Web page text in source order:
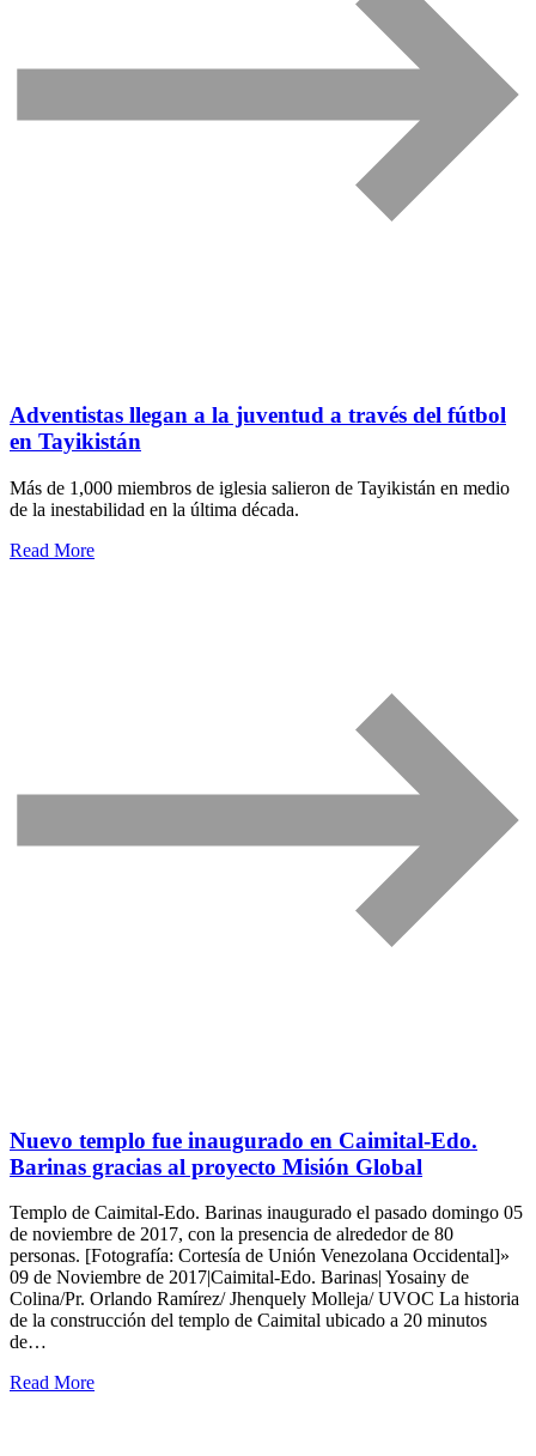
Adventistas llegan a la juventud a través del fútbol
en Tayikistán
Más de 1,000 miembros de iglesia salieron de Tayikistán en medio
de la inestabilidad en la última década.
Read More
Nuevo templo fue inaugurado en Caimital-Edo.
Barinas gracias al proyecto Misión Global
Templo de Caimital-Edo. Barinas inaugurado el pasado domingo 05
de noviembre de 2017, con la presencia de alrededor de 80
personas. [Fotografía: Cortesía de Unión Venezolana Occidental]»
09 de Noviembre de 2017|Caimital-Edo. Barinas| Yosainy de
Colina/Pr. Orlando Ramírez/ Jhenquely Molleja/ UVOC La historia
de la construcción del templo de Caimital ubicado a 20 minutos
de…
Read More